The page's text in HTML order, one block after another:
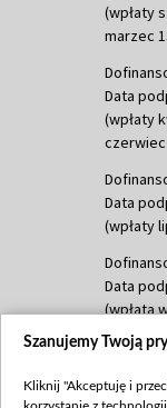
(wpłaty
marzec
Data
(wpłaty
czerwiec
Data
(wpłaty
Data
(wpłata
(wpłata
Szanujemy Twoją
Kliknij "Akceptuję i